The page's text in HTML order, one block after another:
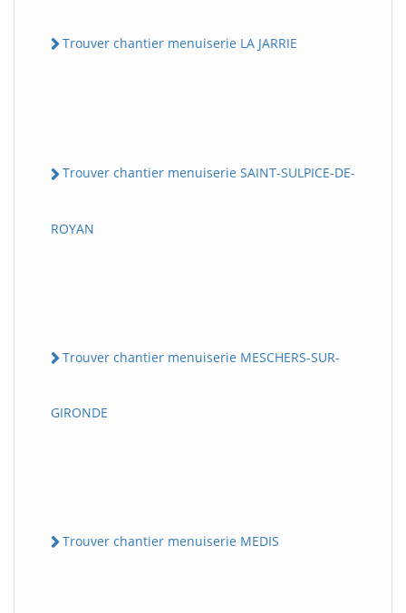
Trouver chantier menuiserie LA JARRIE
Trouver chantier menuiserie SAINT-SULPICE-DE-
ROYAN
Trouver chantier menuiserie MESCHERS-SUR-
GIRONDE
Trouver chantier menuiserie MEDIS